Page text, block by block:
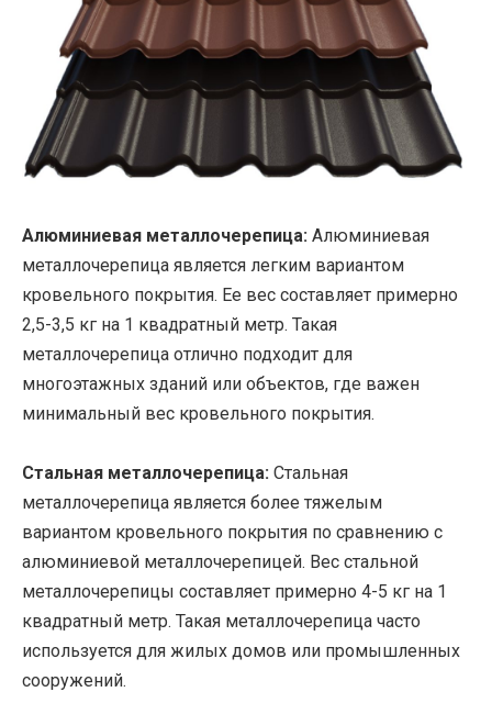
Алюминиевая металлочерепица: Алюминиевая
металлочерепица является легким вариантом
кровельного покрытия. Ее вес составляет примерно
2,5-3,5 кг на 1 квадратный метр. Такая
металлочерепица отлично подходит для
многоэтажных зданий или объектов, где важен
минимальный вес кровельного покрытия.
Стальная металлочерепица: Стальная
металлочерепица является более тяжелым
вариантом кровельного покрытия по сравнению с
алюминиевой металлочерепицей. Вес стальной
металлочерепицы составляет примерно 4-5 кг на 1
квадратный метр. Такая металлочерепица часто
используется для жилых домов или промышленных
сооружений.